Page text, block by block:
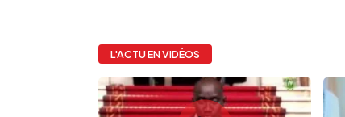
L'ACTU EN VIDÉOS